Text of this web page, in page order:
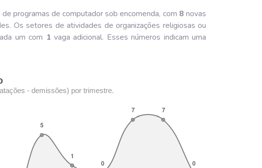
programas de computador sob encomenda, com 8 novas
Os setores de atividades de organizações religiosas ou
um com 1 vaga adicional. Esses números indicam uma
- demissões) por trimestre.